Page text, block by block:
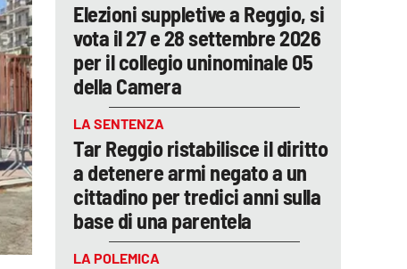
Elezioni suppletive a Reggio, si
vota il 27 e 28 settembre 2026
per il collegio uninominale 05
della Camera
LA SENTENZA
Tar Reggio ristabilisce il diritto
a detenere armi negato a un
cittadino per tredici anni sulla
base di una parentela
LA POLEMICA